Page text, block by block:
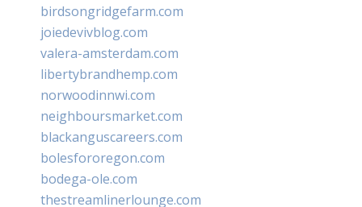
birdsongridgefarm.com
joiedevivblog.com
valera-amsterdam.com
libertybrandhemp.com
norwoodinnwi.com
neighboursmarket.com
blackanguscareers.com
bolesfororegon.com
bodega-ole.com
thestreamlinerlounge.com